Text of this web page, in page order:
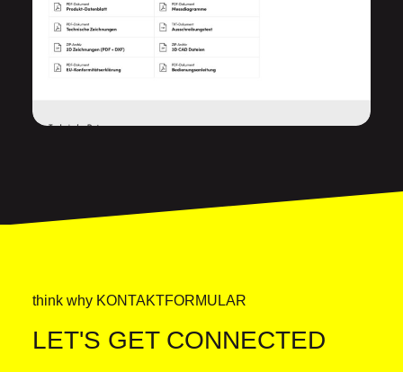
think why KONTAKTFORMULAR
LET'S GET CONNECTED